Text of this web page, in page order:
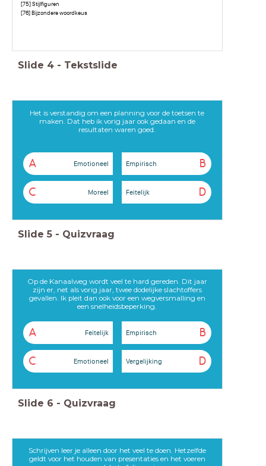
[75] Stijlfiguren
[76] Bijzondere woordkeus
Slide 4 - Tekstslide
Het is verstandig om een planning voor de toetsen te
maken. Dat heb ik vorig jaar ook gedaan en de
resultaten waren goed.
A Emotioneel B
Empirisch
C Moreel D
Feitelijk
Slide 5 - Quizvraag
Op de Kanaalweg wordt veel te hard gereden. Dit jaar
zijn er, net als vorig jaar, twee dodelijke slachtoffers
gevallen. Ik pleit dan ook voor een wegversmalling en
een snelheidsbeperking.
A Feitelijk B
Empirisch
C Emotioneel D
Vergelijking
Slide 6 - Quizvraag
Schrijven leer je alleen door het veel te doen. Hetzelfde
geldt voor het houden van presentaties en het voeren